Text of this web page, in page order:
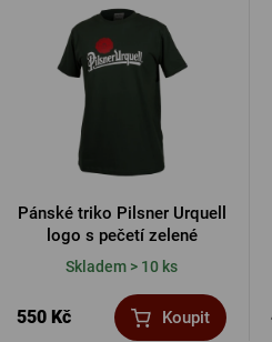
Pánské triko Pilsner Urquell
logo s pečetí zelené
Skladem > 10 ks
550 Kč Koupit